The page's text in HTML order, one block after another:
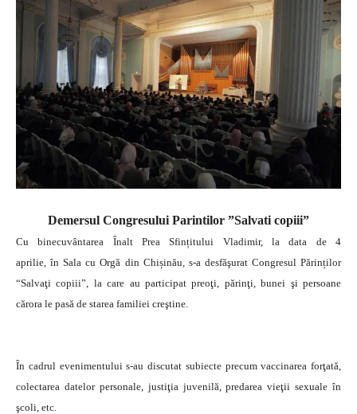
Demersul Congresului Parintilor ”Salvati copiii”
Cu binecuvântarea Înalt Prea Sfințitului Vladimir, la data de 4
aprilie, în Sala cu Orgă din Chișinău, s-a desfăşurat Congresul Părinților
“Salvaţi copiii”, la care au participat preoţi, părinţi, bunei şi persoane
cărora le pasă de starea familiei creştine.
În cadrul evenimentului s-au discutat subiecte precum vaccinarea forţată,
colectarea datelor personale, justiţia juvenilă, predarea vieţii sexuale în
şcoli, etc.